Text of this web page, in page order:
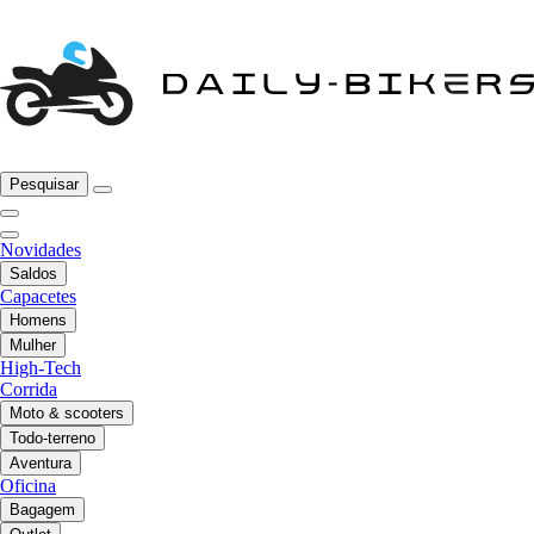
Pesquisar
Novidades
Saldos
Capacetes
Homens
Mulher
High-Tech
Corrida
Moto & scooters
Todo-terreno
Aventura
Oficina
Bagagem